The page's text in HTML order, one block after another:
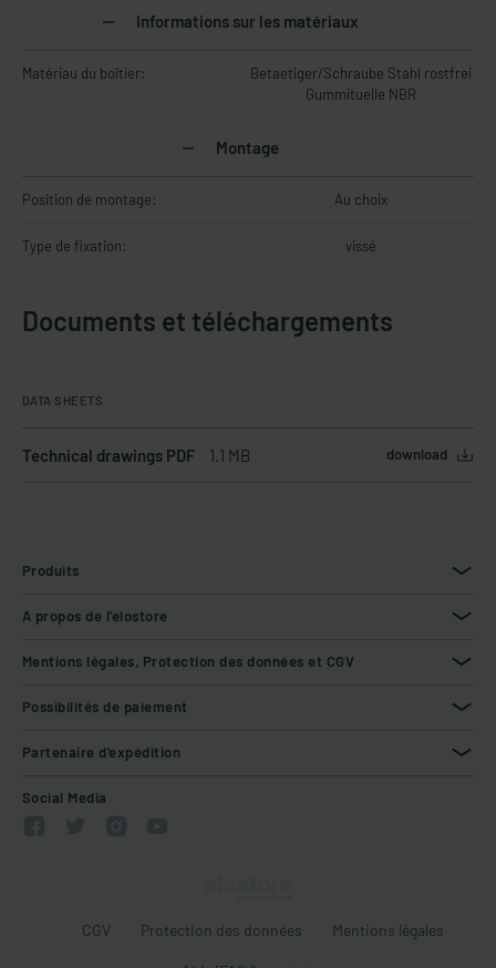
Informations sur les matériaux
Matériau du boîtier:
Betaetiger/Schraube Stahl rostfrei
Gummituelle NBR
Montage
Position de montage: Au choix
Type de fixation: vissé
Documents et téléchargements
DATA SHEETS
Technical drawings PDF 1.1 MB download
Produits
A propos de l'elostore
Mentions légales, Protection des données et CGV
Possibilités de paiement
Partenaire d'expédition
Social Media
CGV Protection des données Mentions légales